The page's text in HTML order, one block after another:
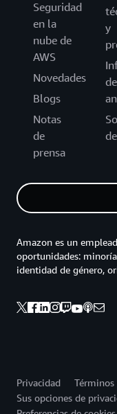
Seguridad
en la
nube de
AWS
Novedades
Blogs
Notas
de
prensa
y
de
Amazon es un
oportunidades:
identidad de género,
Privacidad
Sus opciones de